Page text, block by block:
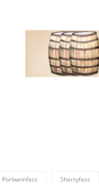
Portweinfass Sherryfass